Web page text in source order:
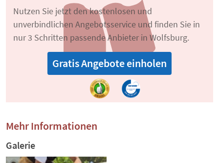
Nutzen Sie jetzt den kostenlosen und
unverbindlichen Angebotsservice und finden Sie in
nur 3 Schritten passende Anbieter in Wolfsburg.
Gratis Angebote einholen
Mehr Informationen
Galerie